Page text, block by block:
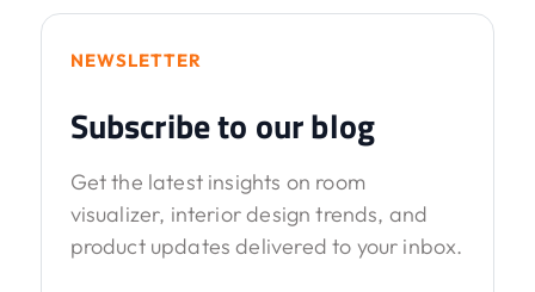
NEWSLETTER
Subscribe to our blog
Get the latest insights on room
visualizer, interior design trends, and
product updates delivered to your inbox.